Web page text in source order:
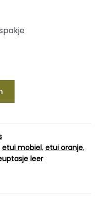
etui mobiel, etui oranje,
leer